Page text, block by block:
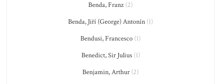
Benda, Franz (2)
Benda, Jiří (George) Antonín (1)
Bendusi, Francesco (1)
Benedict, Sir Julius(1)
Benjamin, Arthur (2)